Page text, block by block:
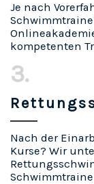
Je nach
kompetenten
3.
Nach der
Kurse? Wir